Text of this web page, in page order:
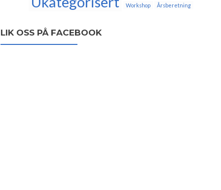
Workshop Årsberetning
LIK OSS PÅ FACEBOOK